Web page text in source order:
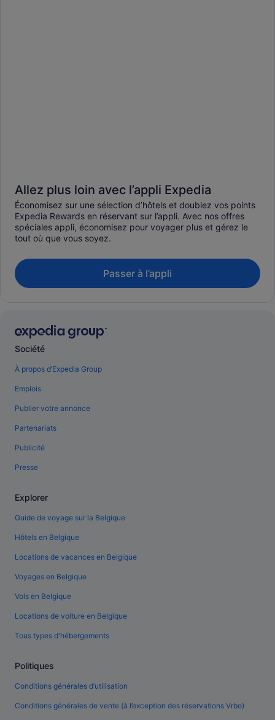
Allez plus loin avec l’appli Expedia
Économisez sur une sélection d’hôtels et doublez vos points
Expedia Rewards en réservant sur l’appli. Avec nos offres
spéciales appli, économisez pour voyager plus et gérez le
tout où que vous soyez.
Passer à l’appli
Société
À propos d’Expedia Group
Emplois
Publier votre annonce
Partenariats
Publicité
Presse
Explorer
Guide de voyage sur la Belgique
Hôtels en Belgique
Locations de vacances en Belgique
Voyages en Belgique
Vols en Belgique
Locations de voiture en Belgique
Tous types d'hébergements
Politiques
Conditions générales d’utilisation
Conditions générales de vente (à l’exception des réservations Vrbo)